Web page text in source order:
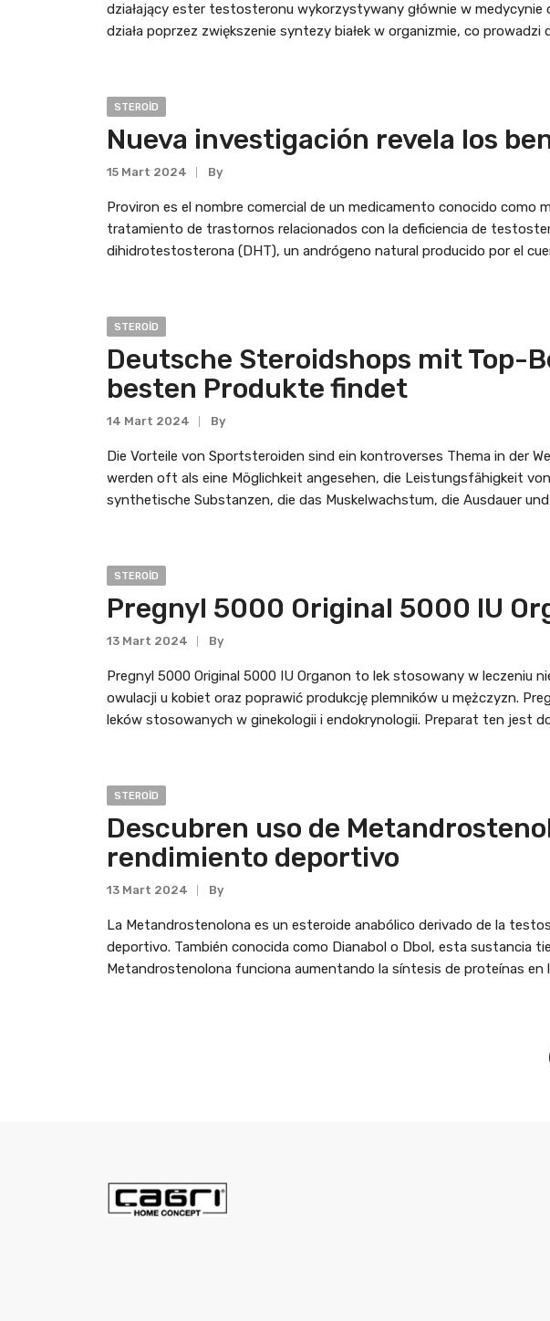
działający ester testosteronu wykorzystywany głównie w
działa poprzez zwiększenie syntezy białek w organizmie, co
STEROID
Nueva investigación revela los
15 Mart 2024 By
Proviron es el nombre comercial de un medicamento conocido como
tratamiento de trastornos relacionados con la deficiencia de
dihidrotestosterona (DHT), un andrógeno natural producido por el
STEROID
Deutsche Steroidshops mit Top-
besten Produkte findet
14 Mart 2024 By
Die Vorteile von Sportsteroiden sind ein kontroverses Thema in der
werden oft als eine Möglichkeit angesehen, die Leistungsfähigkeit
synthetische Substanzen, die das Muskelwachstum, die Ausdauer
STEROID
Pregnyl 5000 Original 5000 IU
13 Mart 2024 By
Pregnyl 5000 Original 5000 IU Organon to lek stosowany w leczeniu
owulacji u kobiet oraz poprawić produkcję plemników u mężczyzn.
leków stosowanych w ginekologii i endokrynologii. Preparat ten jest
STEROID
Descubren uso de
rendimiento deportivo
13 Mart 2024 By
La Metandrostenolona es un esteroide anabólico derivado de la
deportivo. También conocida como Dianabol o Dbol, esta sustancia
Metandrostenolona funciona aumentando la síntesis de proteínas en